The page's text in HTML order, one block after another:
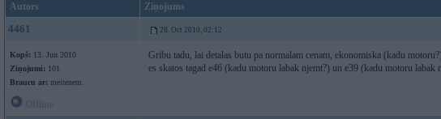
Autors Ziņojums
4461 28. Oct 2010, 02:12
Kopš: 13. Jun 2010
Ziņojumi: 101
Braucu ar: meitenem.
Gribu tadu, lai detalas butu pa normalam cenam, ekonomiska (kadu
es skatos tagad e46 (kadu motoru labak njemt?) un e39 (kadu motoru labak